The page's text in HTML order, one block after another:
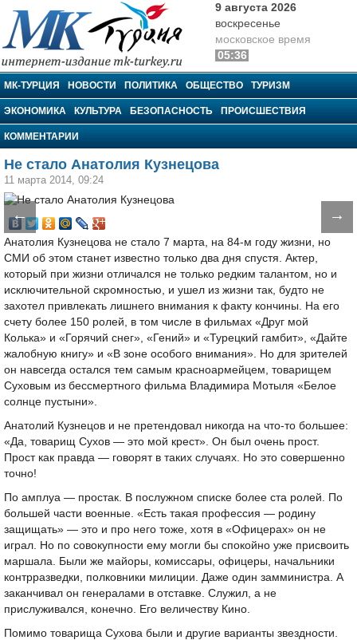
МК-Турция
9 августа 2026
воскресенье
московское время
05:36
МК-ТУРЦИЯ НОВОСТИ ПОЛИТИКА ОБЩЕСТВО ТУРИЗМ
ЭКОНОМИКА КУЛЬТУРА БЕЗОПАСНОСТЬ ПРОИСШЕСТВИЯ
КОММЕНТАРИИ
Не стало Анатолия Кузнецова
11 марта 2014, 09:24
← →
Анатолия Кузнецова не стало 7 марта, на 84-м году жизни, но
СМИ об этом станет известно только два дня спустя. Актер,
который при жизни отличался не только редким талантом, но и
исключительной скромностью, и ушел из жизни так, будто не
захотел привлекать лишнего внимания к факту кончины. На его
счету более 150 ролей, в том числе в фильмах «Друг мой
Колька» и «Горячий снег», «Гений» и «Турецкий гамбит», «Дайте
жалобную книгу» и «В зоне особого внимания». Но для зрителей
он навсегда остался тем самым красноармейцем, товарищем
Суховым из бессмертного фильма Владимира Мотыля «Белое
солнце пустыни».
Анатолий Кузнецов и не претендовал никогда на что-то большее:
«Да, товарищ Сухов — это мой крест». Он был очень прост.
Прост как правда — говорят в таких случаях. Но это совершенно
точно!
По амплуа — простак. В послужном списке более ста ролей. По
большей части военные. «Есть такая профессия — родину
защищать» — это и про него тоже, хотя в «Офицерах» он не
играл. Но по совокупности ему могли бы спокойно уже присвоить
маршала. Были же майоры, комиссары, офицеры, начальники
контрразведки, полковники милиции. Даже один замминистра. А
заканчивал он генералами в отставке. Служил, а не
прислуживался, конечно. Его величеству Кино.
Помимо товарища Сухова были и другие варианты звездности.